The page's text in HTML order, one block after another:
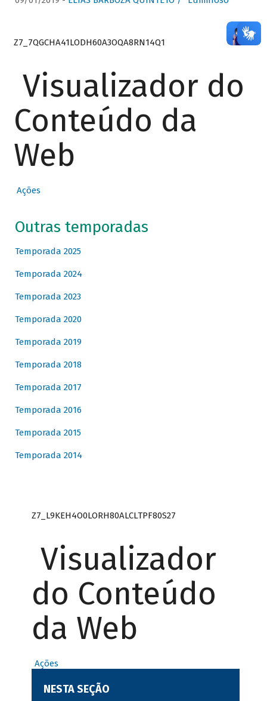
Z7_7QGCHA41LODH60A3OQA8RN14Q1
Visualizador do
Conteúdo da
Web
Ações
Outras temporadas
Temporada 2025
Temporada 2024
Temporada 2023
Temporada 2020
Temporada 2019
Temporada 2018
Temporada 2017
Temporada 2016
Temporada 2015
Temporada 2014
Z7_L9KEH4O0LORH80ALCLTPF80S27
Visualizador
do Conteúdo
da Web
Ações
NESTA SEÇÃO